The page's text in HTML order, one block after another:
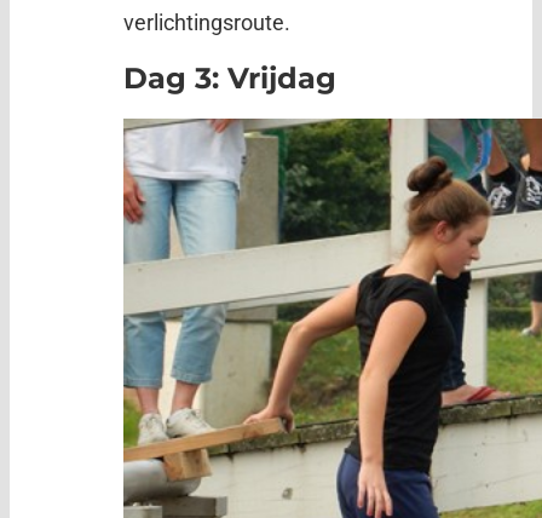
verlichtingsroute.
Dag 3: Vrijdag